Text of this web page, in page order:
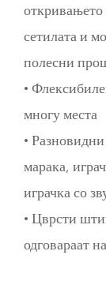
откривањето
сетилата и
полесни
•
многу места
•
марака,
играчка со
• Цврсти
одговараат